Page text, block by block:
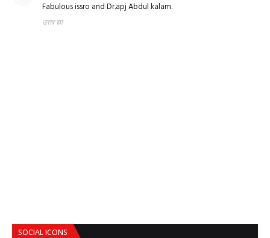
Fabulous issro and Dr.apj Abdul kalam.
उत्तर द्या
SOCIAL ICONS